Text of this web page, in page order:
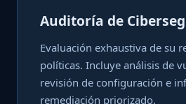
Auditoría de
Evaluación exhaustiva de su
políticas. Incluye análisis de
revisión de configuración e
remediación priorizado.